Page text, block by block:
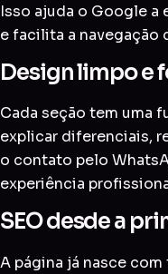
Isso ajuda o Google
e facilita a navegação
Design limpo e
Cada seção tem uma
explicar diferenciais,
o contato pelo
experiência
SEO desde a
A página já nasce